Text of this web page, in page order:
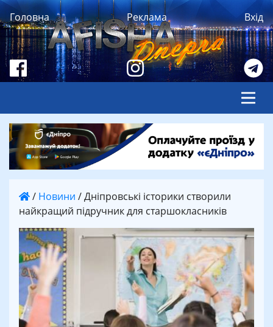
Головна Реклама Вхід
/ Новини /Дніпровські історики створили
найкращий підручник для старшокласників